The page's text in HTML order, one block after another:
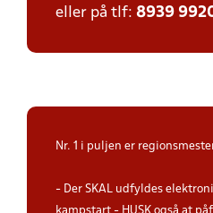
eller på tlf: 8939
Nr. 1 i puljen er
- Der SKAL udfyldes